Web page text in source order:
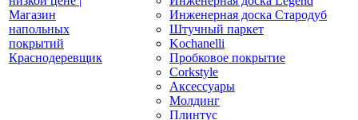
Инженерная доска Стародуб
Штучный паркет
Kochanelli
Пробковое покрытие
Corkstyle
Аксессуары
Молдинг
Плинтус